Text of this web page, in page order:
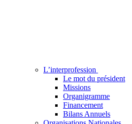
L’interprofession
Le mot du président
Missions
Organigramme
Financement
Bilans Annuels